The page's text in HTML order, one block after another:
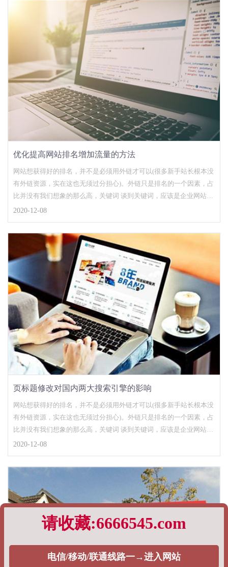
优化提高网站排名增加流量的方法
网站想获得好的排名，并不是必须用外链才可以(很多新手站长根本没
有外链资源，实在这也无须过分担心)。外链只是排名的一个因素，占
比并没有我们想象的那么高，关键词 谈到关键词，应该是企业网站的
优化核心，和其他关键词比较，企业网站的关键词有时候是选择的，
2020-12-08
页标题修改对国内两大搜索引擎的影响
网站想获得好的排名，并不是必须用外链才可以(很多新手站长根本没
有外链资源，实在这也无须过分担心)。外链只是排名的一个因素，占
比并没有我们想象的那么高，关键词 谈到关键词，应该是企业网站的
优化核心，和其他关键词比较，企业网站的关键词有时候是选择的，
因为作为行业来说，企业在某些方面是独一无二的，用这些专属
2020-12-08